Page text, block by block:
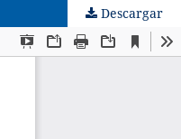
Descargar